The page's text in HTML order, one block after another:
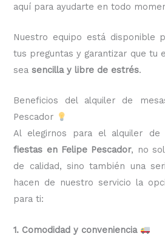
aquí para ayudarte en todo
Nuestro equipo está disponible
tus preguntas y garantizar que tu
seasencilla y libre de estrés.
Beneficios del alquiler de
Pescador
Al elegirnos para el alquiler de
fiestas en Felipe Pescador, no
de calidad, sino también una
hacen de nuestro servicio la
para ti:
1. Comodidad y conveniencia